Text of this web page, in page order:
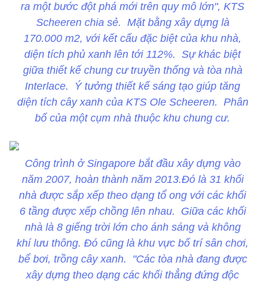
ra một bước đột phá mới trên quy mô lớn", KTS
Scheeren chia sẻ. Mặt bằng xây dựng là
170.000 m2, với kết cấu đặc biệt của khu nhà,
diện tích phủ xanh lên tới 112%. Sự khác biệt
giữa thiết kế chung cư truyền thống và tòa nhà
Interlace. Ý tưởng thiết kế sáng tạo giúp tăng
diện tích cây xanh của KTS Ole Scheeren. Phân
bố của một cụm nhà thuộc khu chung cư.
Công trình ở Singapore bắt đầu xây dựng vào
năm 2007, hoàn thành năm 2013.Đó là 31 khối
nhà được sắp xếp theo dạng tổ ong với các khối
6 tầng được xếp chồng lên nhau. Giữa các khối
nhà là 8 giếng trời lớn cho ánh sáng và không
khí lưu thông. Đó cũng là khu vực bố trí sân chơi,
bể bơi, trồng cây xanh. "Các tòa nhà đang được
xây dựng theo dạng các khối thẳng đứng độc